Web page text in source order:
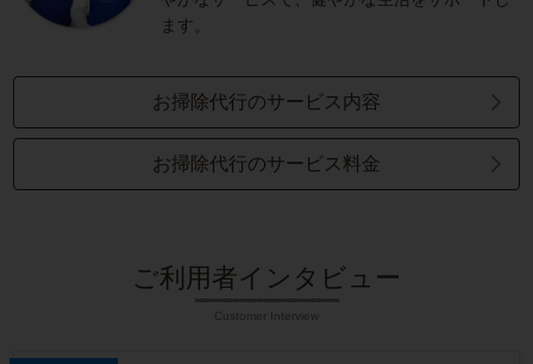
ます。
お掃除代行のサービス内容
お掃除代行のサービス料金
ご利用者インタビュー
Customer Interview